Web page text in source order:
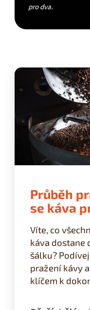
pro dva.
Průběh
se káva
Víte, co
káva dostane
šálku?
pražení kávy
klíčem k